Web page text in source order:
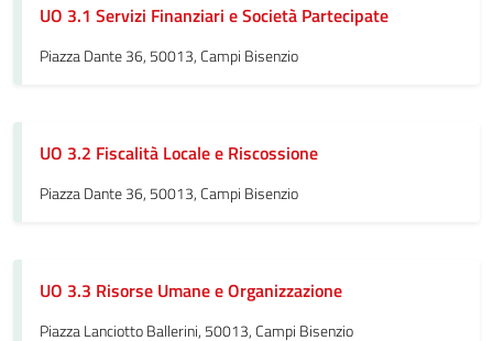
UO 3.1 Servizi Finanziari e Società Partecipate
Piazza Dante 36, 50013, Campi Bisenzio
UO 3.2 Fiscalità Locale e Riscossione
Piazza Dante 36, 50013, Campi Bisenzio
UO 3.3 Risorse Umane e Organizzazione
Piazza Lanciotto Ballerini, 50013, Campi Bisenzio